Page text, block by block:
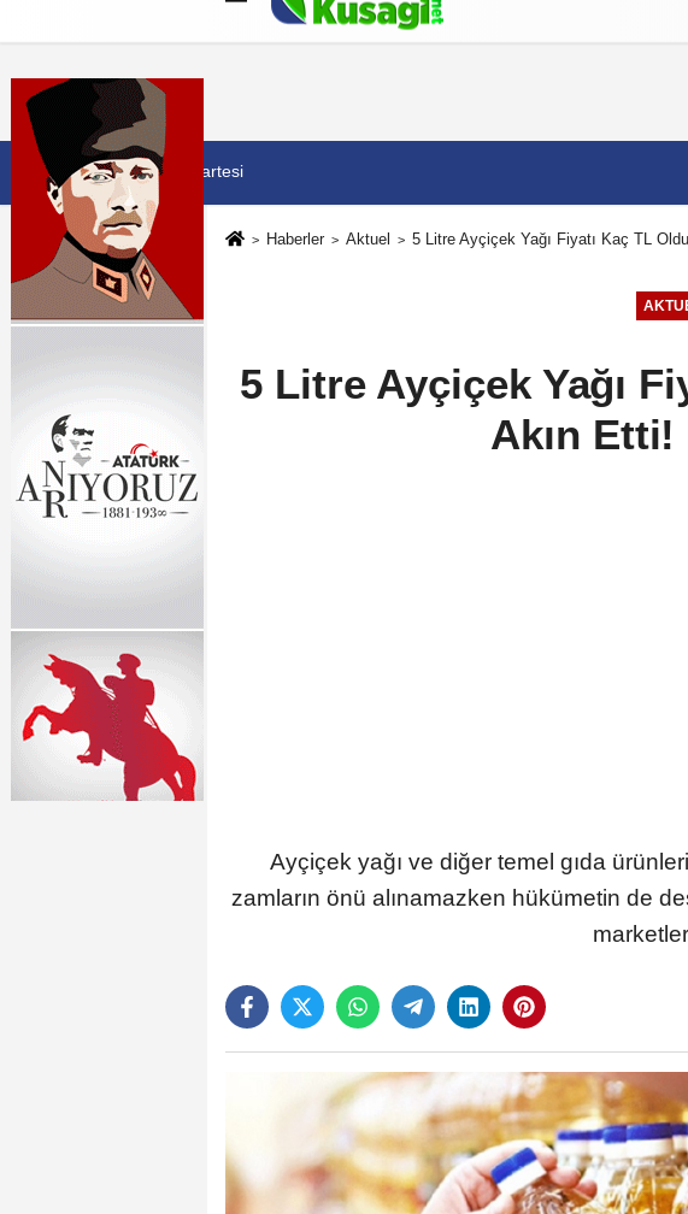
Künye İletişim Çerez Politikası
8 Ağustos 2026, Cumartesi
Haberler Aktuel 5 Litre Ayçiçek Yağı Fiyatı Kaç TL
5 Litre Ayçiçek Yağı
Akın
Ayçiçek yağı ve diğer temel gıda
zamların önü alınamazken hükümetin de